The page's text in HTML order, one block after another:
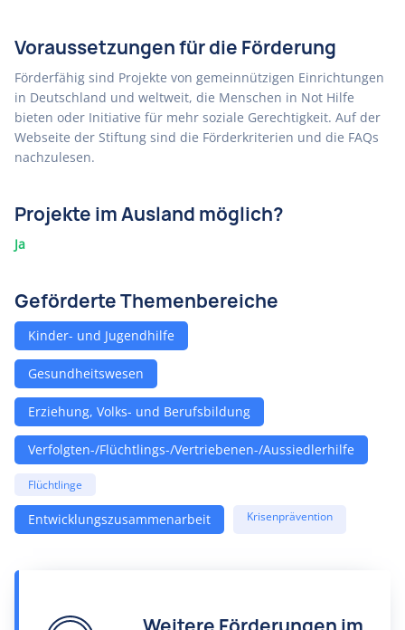
Voraussetzungen für die Förderung
Förderfähig sind Projekte von gemeinnützigen Einrichtungen
in Deutschland und weltweit, die Menschen in Not Hilfe
bieten oder Initiative für mehr soziale Gerechtigkeit. Auf der
Webseite der Stiftung sind die Förderkriterien und die FAQs
nachzulesen.
Projekte im Ausland möglich?
Ja
Geförderte Themenbereiche
Kinder- und Jugendhilfe
Gesundheitswesen
Erziehung, Volks- und Berufsbildung
Verfolgten-/Flüchtlings-/Vertriebenen-/Aussiedlerhilfe
Flüchtlinge
Entwicklungszusammenarbeit Krisenprävention